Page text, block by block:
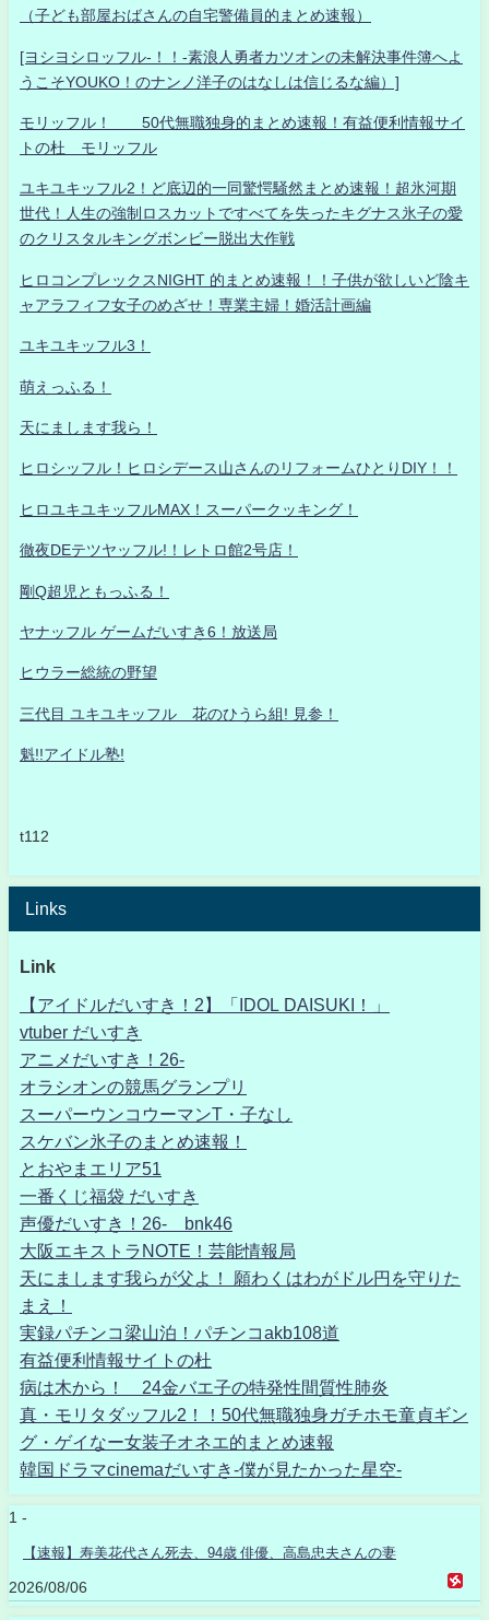
（子ども部屋おばさんの自宅警備員的まとめ速報）
[ヨシヨシロッフル-！！-素浪人勇者カツオンの未解決事件簿へよ
うこそYOUKO！のナンノ洋子のはなしは信じるな編）]
モリッフル！ 50代無職独身的まとめ速報！有益便利情報サイ
トの杜 モリッフル
ユキユキッフル2！ど底辺的一同驚愕騒然まとめ速報！超氷河期
世代！人生の強制ロスカットですべてを失ったキグナス氷子の愛
のクリスタルキングボンビー脱出大作戦
ヒロコンプレックスNIGHT 的まとめ速報！！子供が欲しいど陰キ
ャアラフィフ女子のめざせ！専業主婦！婚活計画編
ユキユキッフル3！
萌えっふる！
天にまします我ら！
ヒロシッフル！ヒロシデース山さんのリフォームひとりDIY！！
ヒロユキユキッフルMAX！スーパークッキング！
徹夜DEテツヤッフル!！レトロ館2号店！
剛Q超児ともっふる！
ヤナッフル ゲームだいすき6！放送局
ヒウラー総統の野望
三代目 ユキユキッフル 花のひうら組! 見参！
魁!!アイドル塾!
t112
Links
Link
【アイドルだいすき！2】「IDOL DAISUKI！」
vtuber だいすき
アニメだいすき！26-
オラシオンの競馬グランプリ
スーパーウンコウーマンT・子なし
スケバン氷子のまとめ速報！
とおやまエリア51
一番くじ福袋 だいすき
声優だいすき！26- bnk46
大阪エキストラNOTE！芸能情報局
天にまします我らが父よ！ 願わくはわがドル円を守りた
まえ！
実録パチンコ梁山泊！パチンコakb108道
有益便利情報サイトの杜
病は木から！ 24金バエ子の特発性間質性肺炎
真・モリタダッフル2！！50代無職独身ガチホモ童貞ギン
グ・ゲイなー女装子オネエ的まとめ速報
韓国ドラマcinemaだいすき-僕が見たかった星空-
1 -
【速報】寿美花代さん死去、94歳 俳優、高島忠夫さんの妻
2026/08/06